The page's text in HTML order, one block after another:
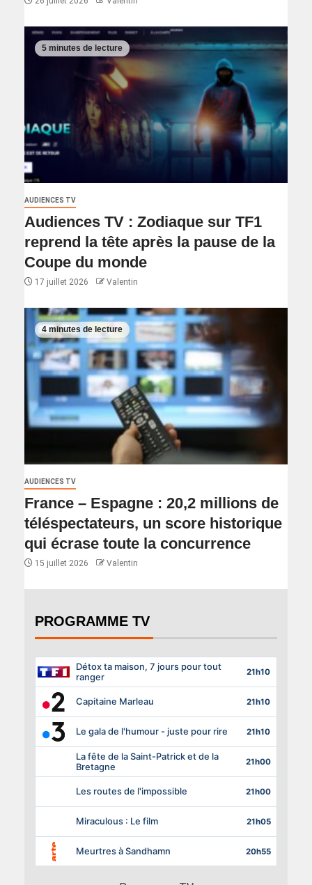
5 minutes de lecture
AUDIENCES TV
Audiences TV : Zodiaque sur TF1
reprend la tête après la pause de la
Coupe du monde
17 juillet 2026 Valentin
4 minutes de lecture
AUDIENCES TV
France – Espagne : 20,2 millions de
téléspectateurs, un score historique
qui écrase toute la concurrence
15 juillet 2026 Valentin
PROGRAMME TV